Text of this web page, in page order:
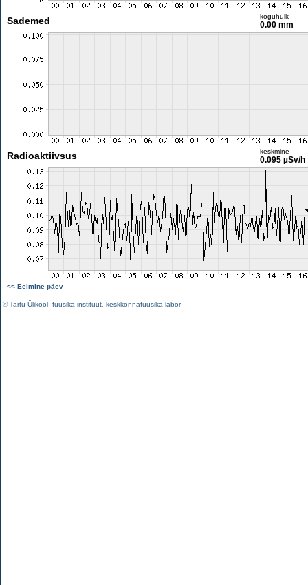
Sademed koguhulk
0.00 mm
Radioaktiivsus keskmine
0.095 µSv/h
<< Eelmine päev
©Tartu Ülikool füüsika instituut keskkonnafüüsika labor